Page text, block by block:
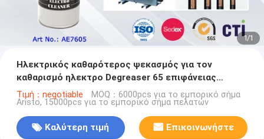
1/1
Ηλεκτρικός καθαρότερος ψεκασμός για τον
καθαρισμό ηλεκτρο Degreaser 65 επιφάνειας
ηλέκτρων/μετάλλων
Τιμή：negotiable MOQ：6000pcs για το εμπορικό σήμα
Aristo, 15000pcs για το εμπορικό σήμα πελατών
Καλύτερη τιμή Επικοινωνήστε